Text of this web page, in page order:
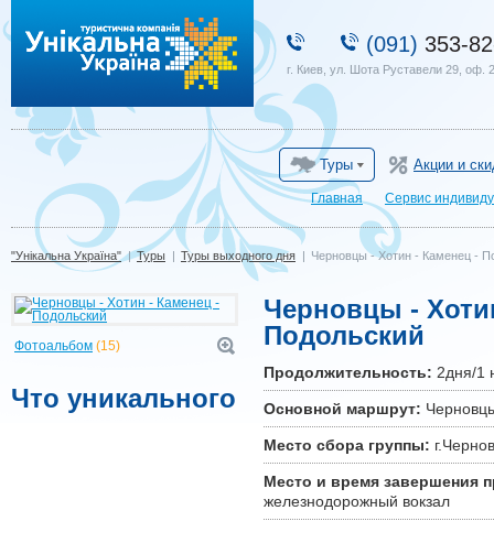
(091) 353-
г. Киев, ул. Шота Руставели 29, оф.
Туры Акции и
Главная Сервис
"Унікальна Україна" | Туры | Туры выходного дня | Черновцы - Хотин - Каменец -
Фотоальбом (15)
Черновцы -
Подольский
Продолжительность: 2дня/1
Основной маршрут:
Место сбора группы:
Место и время завершения
железнодорожный вокзал
Что уникального